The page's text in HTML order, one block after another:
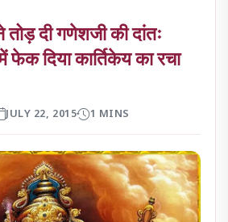
तोड़ दी गणेशजी की दांतः
फेक दिया कार्तिकेय का रचा
JULY 22, 2015 1 MINS